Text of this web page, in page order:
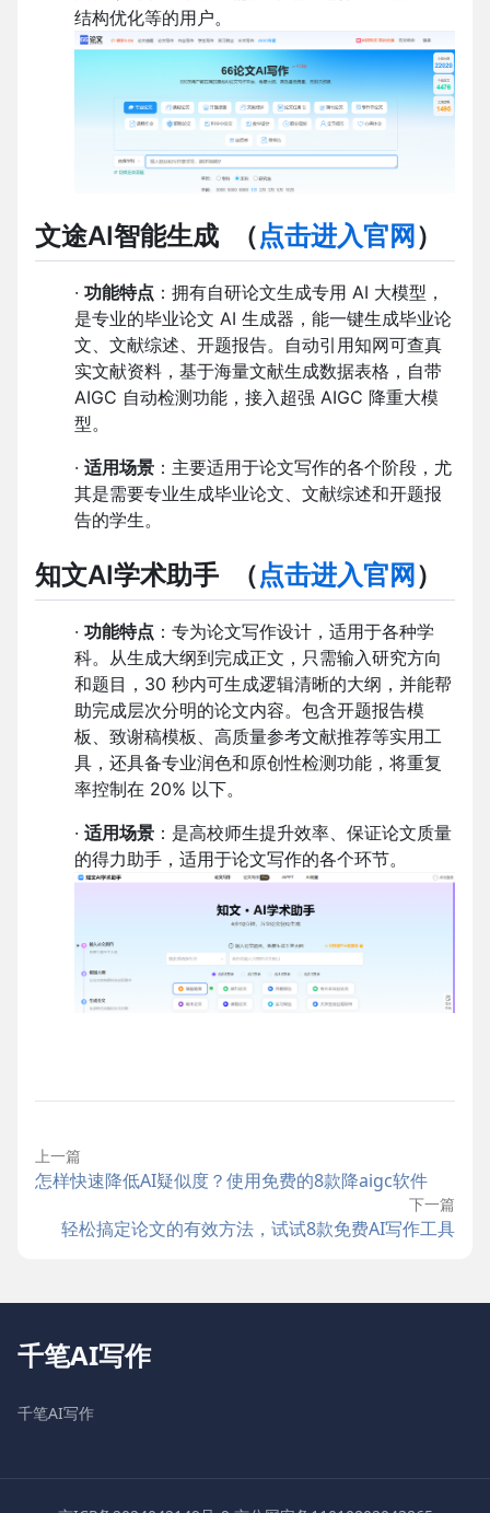
结构优化等的用户。
文途AI智能生成 （点击进入官网 ）
· 功能特点 ：拥有自研论文生成专用 AI 大模型，
是专业的毕业论文 AI 生成器，能一键生成毕业论
文、文献综述、开题报告。自动引用知网可查真
实文献资料，基于海量文献生成数据表格，自带
AIGC 自动检测功能，接入超强 AIGC 降重大模
型。
· 适用场景 ：主要适用于论文写作的各个阶段，尤
其是需要专业生成毕业论文、文献综述和开题报
告的学生。
知文AI学术助手 （点击进入官网 ）
· 功能特点 ：专为论文写作设计，适用于各种学
科。从生成大纲到完成正文，只需输入研究方向
和题目，30 秒内可生成逻辑清晰的大纲，并能帮
助完成层次分明的论文内容。包含开题报告模
板、致谢稿模板、高质量参考文献推荐等实用工
具，还具备专业润色和原创性检测功能，将重复
率控制在 20% 以下。
· 适用场景 ：是高校师生提升效率、保证论文质量
的得力助手，适用于论文写作的各个环节。
上一篇
怎样快速降低AI疑似度？使用免费的8款降aigc软件
下一篇
轻松搞定论文的有效方法，试试8款免费AI写作工具
千笔AI写作
千笔AI写作